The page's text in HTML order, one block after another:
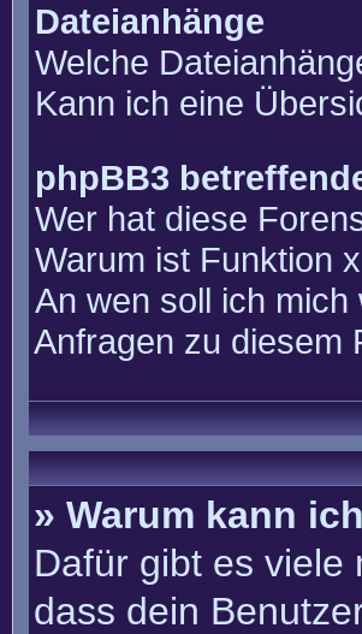
Dateianhänge
Welche
Kann ich eine
phpBB3
Wer hat diese
Warum ist Funktion
An wen soll ich
Anfragen zu diesem
» Warum kann
Dafür gibt es viele
dass dein